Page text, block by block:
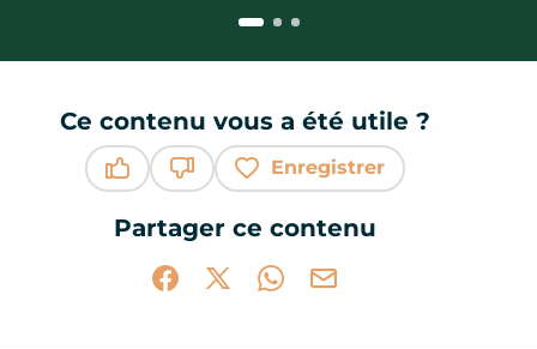
Ce contenu vous a été utile ?
Enregistrer
Partager ce contenu
Partager sur Facebook (nouvelle
Partager sur X / Twitter (nouvelle
Partager sur WhatsApp
Partager par mail